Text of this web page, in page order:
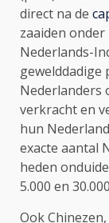
direct na de
zaaiden
Nederlands-
gewelddadige
Nederlanders
verkracht en
hun
exacte aantal
heden
5.000 en
Ook